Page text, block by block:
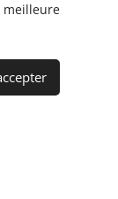
meilleure